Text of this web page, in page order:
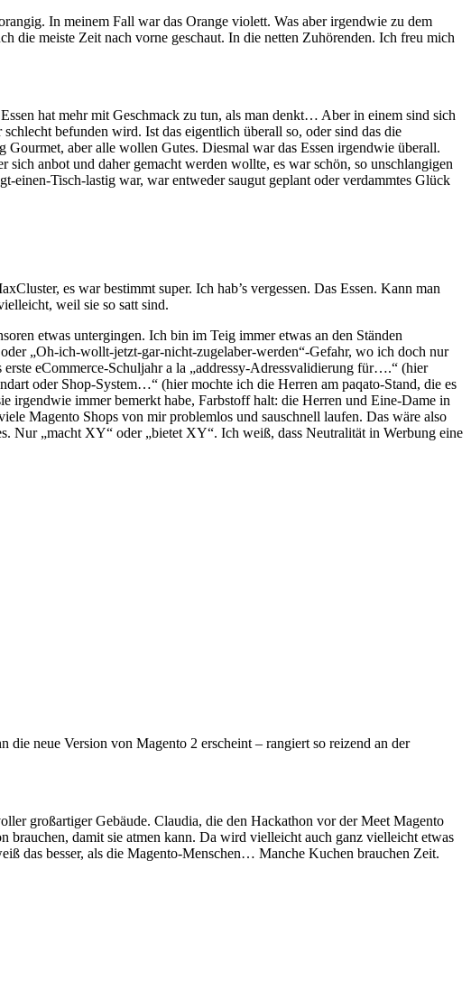
In meinem Fall war das Orange violett. Was aber irgendwie zu dem
die meiste Zeit nach vorne geschaut. In die netten Zuhörenden. Ich freu mich
hat mehr mit Geschmack zu tun, als man denkt… Aber in einem sind sich
befunden wird. Ist das eigentlich überall so, oder sind das die
aber alle wollen Gutes. Diesmal war das Essen irgendwie überall.
anbot und daher gemacht werden wollte, es war schön, so unschlangigen
einen-Tisch-lastig war, war entweder saugut geplant oder verdammtes Glück
es war bestimmt super. Ich hab’s vergessen. Das Essen. Kann man
weil sie so satt sind.
etwas untergingen. Ich bin im Teig immer etwas an den Ständen
„Oh-ich-wollt-jetzt-gar-nicht-zugelaber-werden“-Gefahr, wo ich doch nur
eCommerce-Schuljahr a la „addressy-Adressvalidierung für….“ (hier
oder Shop-System…“ (hier mochte ich die Herren am paqato-Stand, die es
irgendwie immer bemerkt habe, Farbstoff halt: die Herren und Eine-Dame in
Magento Shops von mir problemlos und sauschnell laufen. Das wäre also
Nur „macht XY“ oder „bietet XY“. Ich weiß, dass Neutralität in Werbung eine
neue Version von Magento 2 erscheint – rangiert so reizend an der
großartiger Gebäude. Claudia, die den Hackathon vor der Meet Magento
brauchen, damit sie atmen kann. Da wird vielleicht auch ganz vielleicht etwas
das besser, als die Magento-Menschen… Manche Kuchen brauchen Zeit.